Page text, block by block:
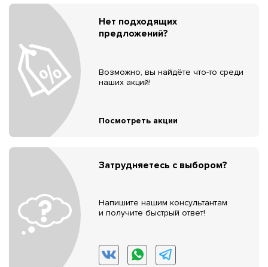
Нет подходящих
предложений?
Возможно, вы найдёте что-то среди
наших акций!
Посмотреть акции
Затрудняетесь с выбором?
Напишите нашим консультантам
и получите быстрый ответ!